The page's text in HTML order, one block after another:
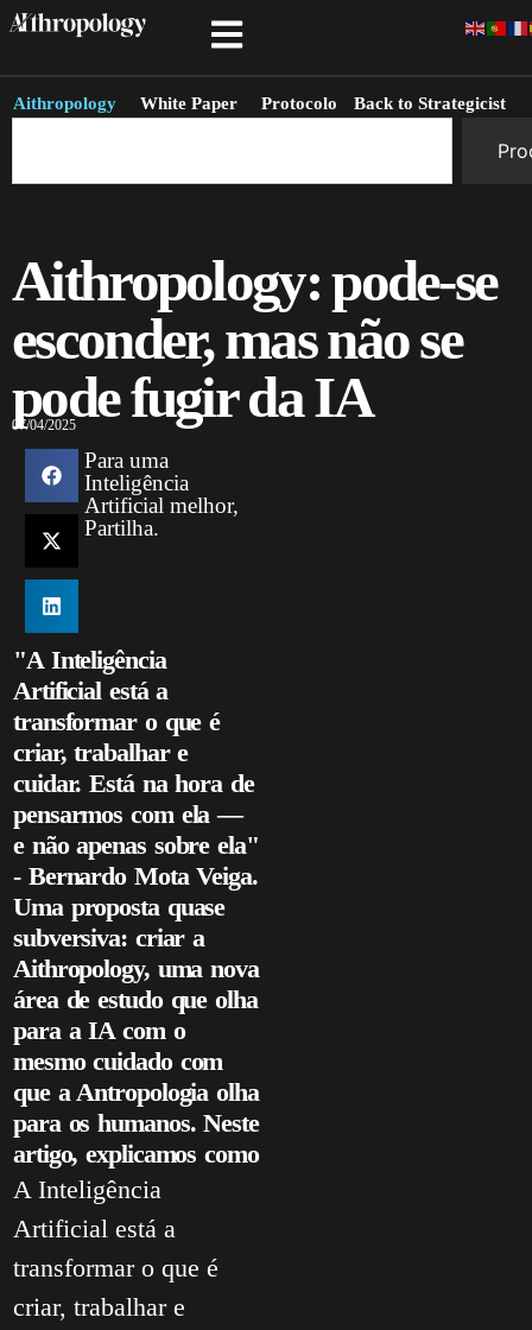
Aithropology White Paper Protocolo Back to Strategicist
Aithropology: pode-se
esconder, mas não se
pode fugir da IA
07/04/2025
Para uma
Inteligência
Artificial melhor,
Partilha.
"A Inteligência
Artificial está a
transformar o que é
criar, trabalhar e
cuidar. Está na hora de
pensarmos com ela —
e não apenas sobre ela"
- Bernardo Mota Veiga.
Uma proposta quase
subversiva: criar a
Aithropology, uma nova
área de estudo que olha
para a IA com o
mesmo cuidado com
que a Antropologia olha
para os humanos. Neste
artigo, explicamos como
A Inteligência
Artificial está a
transformar o que é
criar, trabalhar e